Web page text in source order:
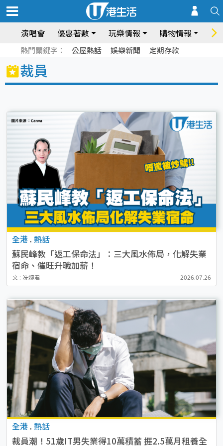
演唱會 優惠著數 玩樂情報 購物情報 飲
熱門關鍵字： 公屋熱話 娛樂新聞 定期存款
裁員
全港 . 熱話
蘇民峰教「返工保命法」：三大風水佈局，化解失業
宿命、催旺升職加薪！
文 : 冼婉君 2026.07.26
全港 . 熱話
裁員潮！51歲IT男失業得10萬積蓄 捱2.5萬月租養全